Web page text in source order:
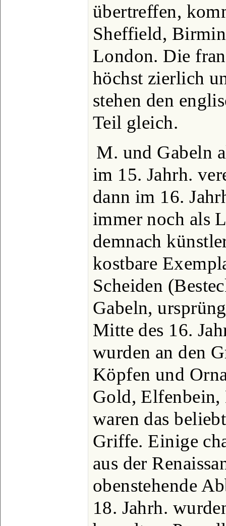
übertreffen,
Sheffield,
London. Die
höchst zierlich
stehen den
Teil gleich.
M. und Gabeln
im 15. Jahrh.
dann im 16.
immer noch als
demnach
kostbare
Scheiden
Gabeln,
Mitte des 16.
wurden an den
Köpfen und
Gold,
waren das
Griffe. Einige
aus der
obenstehende
18. Jahrh.